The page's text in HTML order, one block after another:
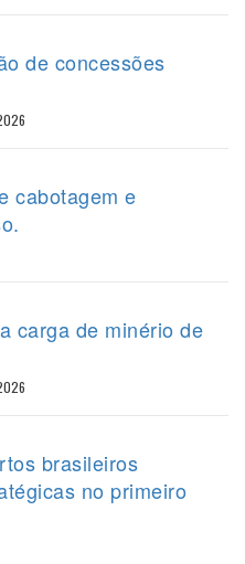
de concessões
cabotagem e
carga de minério de
brasileiros
no primeiro